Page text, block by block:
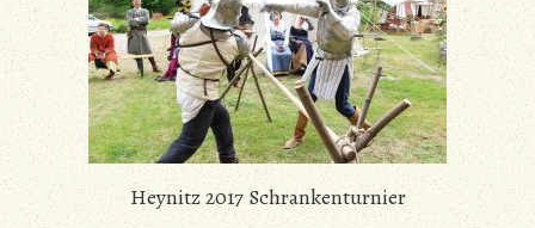
Heynitz 2017 Schrankenturnier